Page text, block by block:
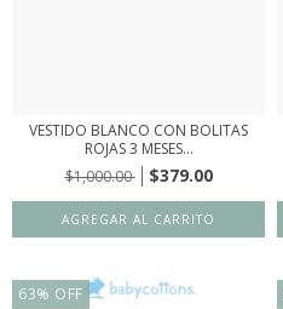
VESTIDO BLANCO CON BOLITAS
ROJAS 3 MESES...
$1,000.00
$379.00
63% OFF